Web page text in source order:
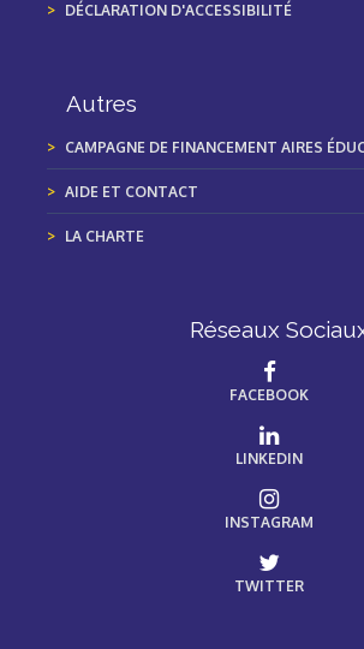
DÉCLARATION D'ACCESSIBILITÉ
Autres
CAMPAGNE DE FINANCEMENT AIRES
AIDE ET CONTACT
LA CHARTE
Réseaux
FACEBOOK
LINKEDIN
INSTAGRAM
TWITTER